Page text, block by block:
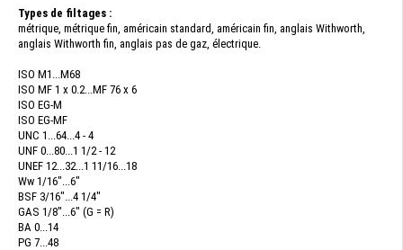
Types de filtages :
métrique, métrique fin, américain standard, américain fin, anglais Withworth,
anglais Withworth fin, anglais pas de gaz, électrique.
ISO M1...M68
ISO MF 1 x 0.2...MF 76 x 6
ISO EG-M
ISO EG-MF
UNC 1...64...4 - 4
UNF 0...80...1 1/2 - 12
UNEF 12...32...1 11/16...18
Ww 1/16"...6"
BSF 3/16"...4 1/4"
GAS 1/8"...6" (G = R)
BA 0...14
PG 7...48